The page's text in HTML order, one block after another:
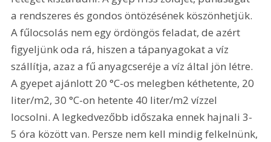
a rendszeres és gondos öntözésének köszönhetjük.
A fűlocsolás nem egy ördöngös feladat, de azért
figyeljünk oda rá, hiszen a tápanyagokat a víz
szállítja, azaz a fű anyagcseréje a víz által jön létre.
A gyepet ajánlott 20 °C-os melegben kéthetente, 20
liter/m2, 30 °C-on hetente 40 liter/m2 vízzel
locsolni. A legkedvezőbb időszaka ennek hajnali 3-
5 óra között van. Persze nem kell mindig felkelnünk,